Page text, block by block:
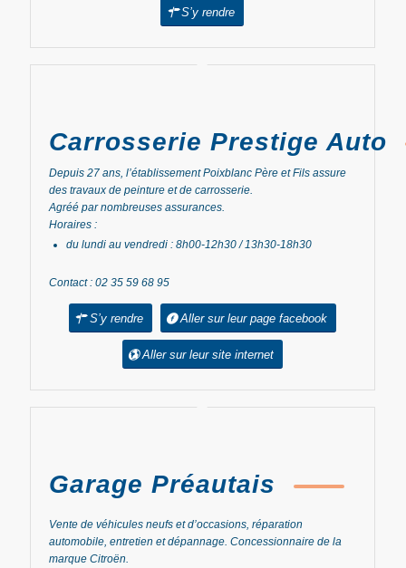
S’y rendre
Carrosserie Prestige Auto
Depuis 27 ans, l’établissement Poixblanc Père et Fils assure
des travaux de peinture et de carrosserie.
Agréé par nombreuses assurances.
Horaires :
du lundi au vendredi : 8h00-12h30 / 13h30-18h30
Contact : 02 35 59 68 95
S’y rendre Aller sur leur page facebook
Aller sur leur site internet
Garage Préautais
Vente de véhicules neufs et d’occasions, réparation
automobile, entretien et dépannage. Concessionnaire de la
marque Citroën.